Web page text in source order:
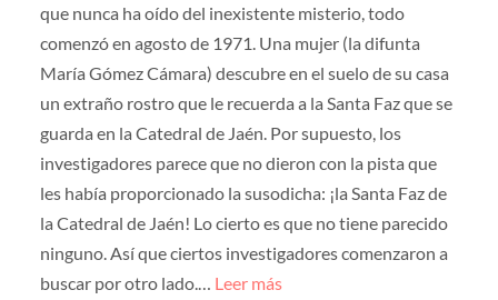
que nunca ha oído del inexistente misterio, todo
comenzó en agosto de 1971. Una mujer (la difunta
María Gómez Cámara) descubre en el suelo de su casa
un extraño rostro que le recuerda a la Santa Faz que se
guarda en la Catedral de Jaén. Por supuesto, los
investigadores parece que no dieron con la pista que
les había proporcionado la susodicha: ¡la Santa Faz de
la Catedral de Jaén! Lo cierto es que no tiene parecido
ninguno. Así que ciertos investigadores comenzaron a
buscar por otro lado.… Leer más